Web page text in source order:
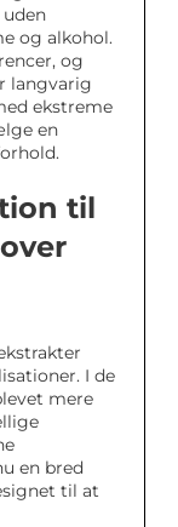
og alkohol.
og
langvarig
ekstreme
en
til
I de
mere
en bred
til at